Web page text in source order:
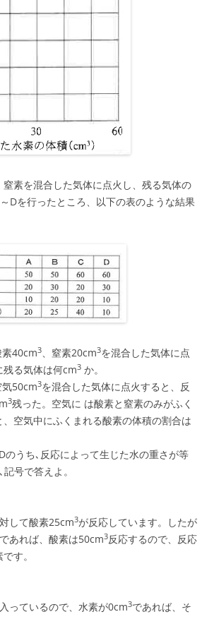
素を混合した気体に点火し、残る気体の
Dを行ったところ、以下の表のような結果
素40cm3、窒素20cm3を混合した気体に点
残る気体は何cm3 か。
気50cm3を混合した気体に点火すると、反
3残った。空気に は酸素と窒素のみがふく
、空気中にふくまれる酸素の体積の割合は
のうち､反応によって生じた水の重さが等
号で答えよ。
して酸素25cm3が反応しています。したが
であれば、酸素は50cm3反応するので、反応
す。
入っているので、水素が0cm3であれば、そ